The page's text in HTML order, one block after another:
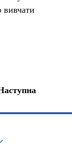
вивчати